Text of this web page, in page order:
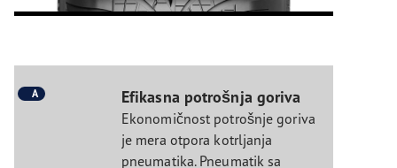
A Efikasna potrošnja goriva
Ekonomičnost potrošnje goriva
je mera otpora kotrljanja
pneumatika. Pneumatik sa